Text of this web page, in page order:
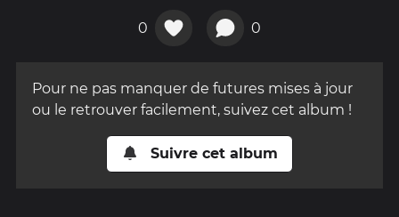
0 0
Pour ne pas manquer de futures mises à jour
ou le retrouver facilement, suivez cet album !
Suivre cet album